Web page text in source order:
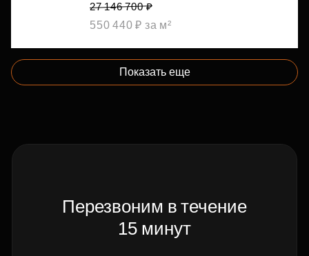
27 146 700 ₽
550 440 ₽ за м²
Показать еще
Перезвоним в течение
15 минут